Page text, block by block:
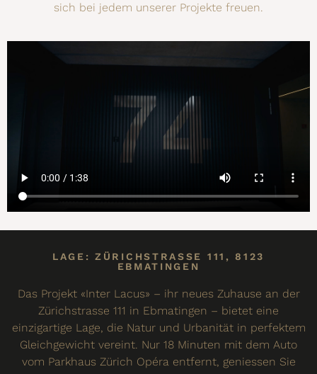
sich bei jedem unserer Projekte freuen.
LAGE: ZÜRICHSTRASSE 111, 8123
EBMATINGEN
Das Projekt «Inter Lacus» – ihr neues Zuhause an der
Zürichstrasse 111 in Ebmatingen – bietet eine
einzigartige Lage, die Natur und Urbanität in perfektem
Gleichgewicht vereint. Nur 18 Minuten mit dem Auto
vom Parkhaus Zürich Opéra entfernt, geniessen Sie